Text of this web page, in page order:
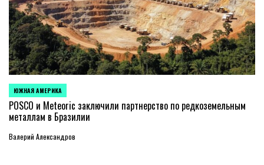
ОПУБЛИКОВАНО
В
ЮЖНАЯ АМЕРИКА
POSCO и Meteoric заключили партнерство по редкоземельным
металлам в Бразилии
Валерий Александров